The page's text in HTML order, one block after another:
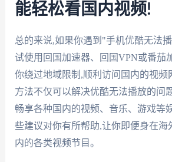
能轻松看国内视频!
总的来说,如果你遇到"手机优酷无法
试使用回国加速器、回国VPN或番茄
你绕过地域限制,顺利访问国内的视频
方法不仅可以解决优酷无法播放的问
畅享各种国内的视频、音乐、游戏等
些建议对你有所帮助,让你即便身在海
内的各类视频节目。